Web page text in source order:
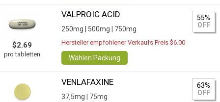
$2.69
pro tabletten
VALPROIC ACID
250mg | 500mg | 750mg
55%
OFF
Hersteller empfohlener Verkaufs Preis $6.00
Wählen Packung
VENLAFAXINE
37,5mg | 75mg
63%
OFF